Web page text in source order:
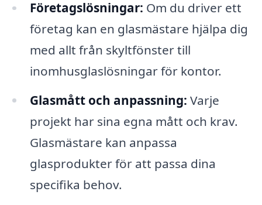
Företagslösningar: Om du driver ett
företag kan en glasmästare hjälpa dig
med allt från skyltfönster till
inomhusglaslösningar för kontor.
Glasmått och anpassning: Varje
projekt har sina egna mått och krav.
Glasmästare kan anpassa
glasprodukter för att passa dina
specifika behov.